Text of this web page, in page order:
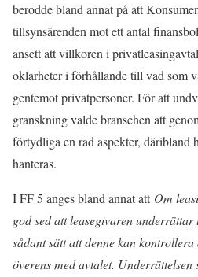
berodde bland annat på att
tillsynsärenden mot ett antal
ansett att villkoren i
oklarheter i förhållande till vad som
gentemot privatpersoner. För att
granskning valde branschen att
förtydliga en rad aspekter, däribland
hanteras.
I FF 5 anges bland annat att Om
god sed att leasegivaren
sådant sätt att denne kan
överens med avtalet.